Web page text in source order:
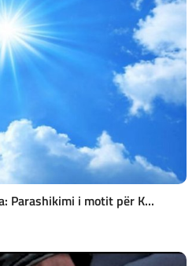
Parashikimi i motit për K...